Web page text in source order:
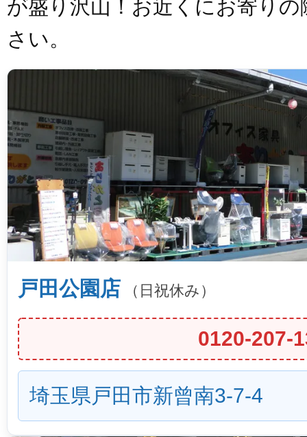
が盛り沢山！お近くにお寄り
さい。
戸田公園店 （日祝休み）
0120-207-
埼玉県戸田市新曾南3-7-4